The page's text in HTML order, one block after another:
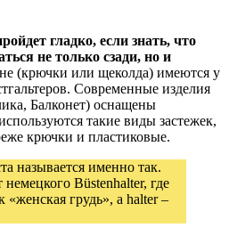
гладко, если знать, что
не только сзади, но и
(крючки или щеколда) имеются у
Современные изделия
Балконет) оснащены
такие виды застежек,
крючки и пластиковые.
называется именно так.
Büstenhalter, где
«женская грудь», а halter –